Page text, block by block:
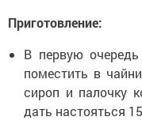
Приготовление:
В первую
поместить в
сироп и палочку
дать настояться